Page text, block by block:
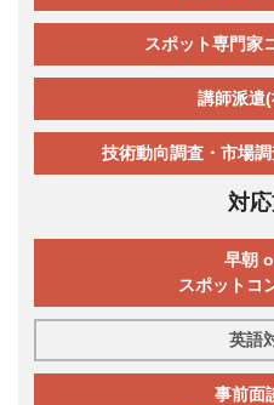
スポット専門家
講師派遣
技術動向調査・市場
対
早朝
スポットコ
英語
事前面